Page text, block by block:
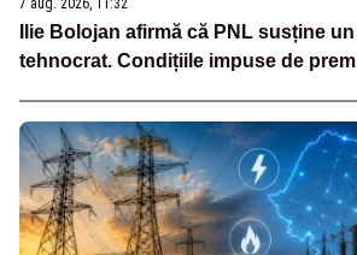
7 aug. 2026, 11:32
Ilie Bolojan afirmă că PNL susține
tehnocrat. Condițiile impuse de